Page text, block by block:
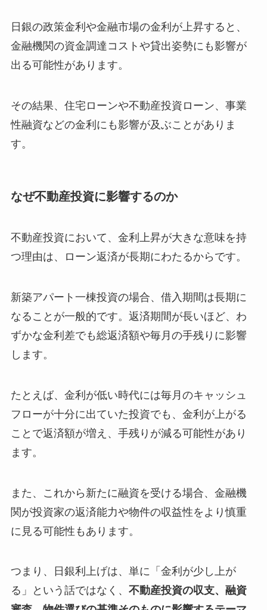
日銀の政策金利や金融市場の金利が上昇すると、
金融機関の資金調達コストや貸出姿勢にも影響が
出る可能性があります。
その結果、住宅ローンや不動産投資ローン、事業
性融資などの金利にも影響が及ぶことがありま
す。
なぜ不動産投資に影響するのか
不動産投資において、金利上昇が大きな意味を持
つ理由は、ローン返済が長期にわたるからです。
新築アパート一棟投資の場合、借入期間は長期に
なることが一般的です。返済期間が長いほど、わ
ずかな金利差でも総返済額や毎月の手残りに影響
します。
たとえば、金利が低い時代には毎月のキャッシュ
フローが十分に出ていた投資でも、金利が上がる
ことで返済額が増え、手残りが減る可能性があり
ます。
また、これから新たに融資を受ける場合、金融機
関が投資家の返済能力や物件の収益性をより慎重
に見る可能性もあります。
つまり、日銀利上げは、単に「金利が少し上が
る」という話ではなく、 不動産投資の収支、融資